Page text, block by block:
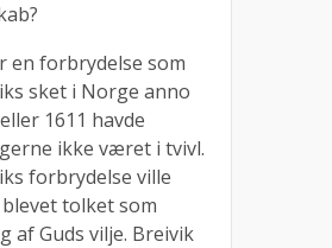
en forbrydelse som
sket i Norge anno
1611 havde
ikke været i tvivl.
forbrydelse ville
tolket som
af Guds vilje. Breivik